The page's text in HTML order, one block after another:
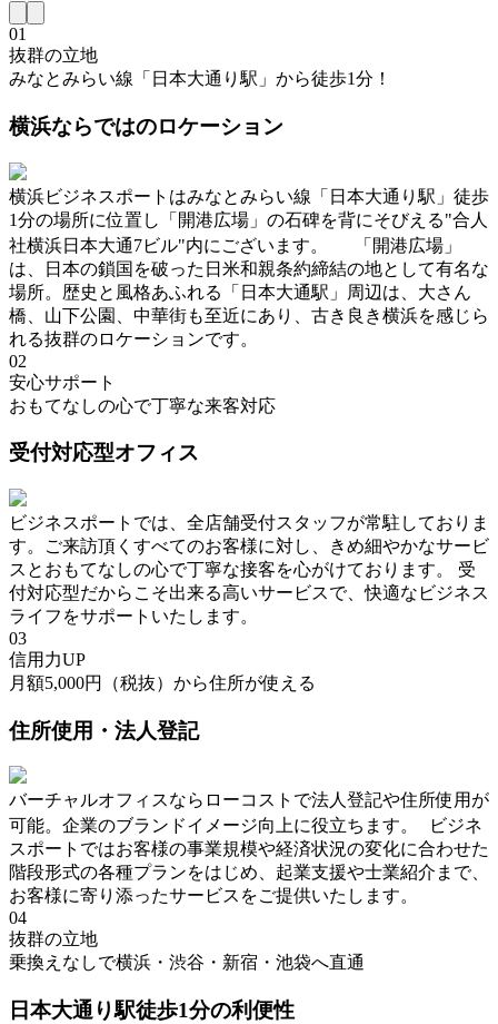
01
抜群の立地
みなとみらい線「日本大通り駅」から徒歩1分！
横浜ならではのロケーション
横浜ビジネスポートはみなとみらい線「日本大通り駅」徒歩
1分の場所に位置し「開港広場」の石碑を背にそびえる"合人
社横浜日本大通7ビル"内にございます。 「開港広場」
は、日本の鎖国を破った日米和親条約締結の地として有名な
場所。歴史と風格あふれる「日本大通駅」周辺は、大さん
橋、山下公園、中華街も至近にあり、古き良き横浜を感じら
れる抜群のロケーションです。
02
安心サポート
おもてなしの心で丁寧な来客対応
受付対応型オフィス
ビジネスポートでは、全店舗受付スタッフが常駐しておりま
す。ご来訪頂くすべてのお客様に対し、きめ細やかなサービ
スとおもてなしの心で丁寧な接客を心がけております。 受
付対応型だからこそ出来る高いサービスで、快適なビジネス
ライフをサポートいたします。
03
信用力UP
月額5,000円（税抜）から住所が使える
住所使用・法人登記
バーチャルオフィスならローコストで法人登記や住所使用が
可能。企業のブランドイメージ向上に役立ちます。 ビジネ
スポートではお客様の事業規模や経済状況の変化に合わせた
階段形式の各種プランをはじめ、起業支援や士業紹介まで、
お客様に寄り添ったサービスをご提供いたします。
04
抜群の立地
乗換えなしで横浜・渋谷・新宿・池袋へ直通
日本大通り駅徒歩1分の利便性